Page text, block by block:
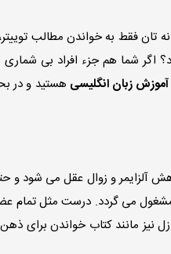
تان فقط به خواندن مطالب
اگر شما هم جزء افراد بی
آموزش زبان انگلیسی هستید و در
و زوال عقل می شود و حتی
می گردد. درست مثل تمام
نیز مانند کتاب خواندن برای